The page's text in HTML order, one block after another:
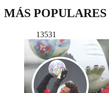
MÁS POPULARES
13531